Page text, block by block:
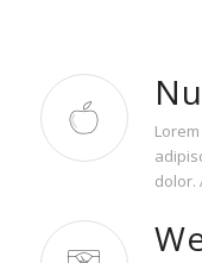
dolor.